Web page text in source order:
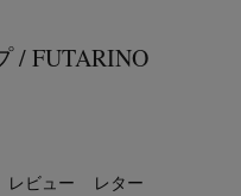
/ FUTARINO
レビュー レター